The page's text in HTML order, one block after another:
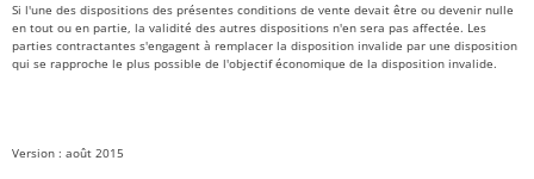
Si l'une des dispositions des présentes conditions de vente devait être ou devenir nulle
en tout ou en partie, la validité des autres dispositions n'en sera pas affectée. Les
parties contractantes s'engagent à remplacer la disposition invalide par une disposition
qui se rapproche le plus possible de l'objectif économique de la disposition invalide.
Version : août 2015